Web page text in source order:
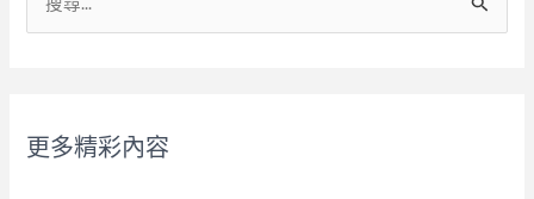
:
更多精彩內容